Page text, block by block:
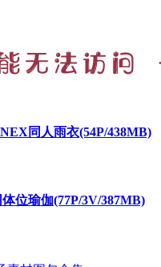
同人雨衣(54P/438MB)
位瑜伽(77P/3V/387MB)